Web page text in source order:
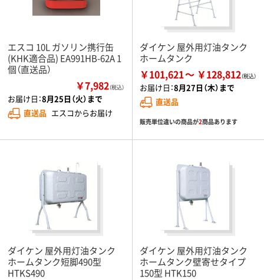
エスコ 10L ガソリン携行缶
(KHK適合品) EA991HB-62A 1
個（直送品）
￥7,982（税込）
お届け日：8月25日（火）まで
直送品 エスコからお届け
ダイケン 屋外用灯油タンク
ホームタンク
￥101,621 ￥128,812
お届け日：8月27日（木）まで
直送品
販売単位違いの商品が2商品あります
ダイケン 屋外用灯油タンク
ホームタンク短脚490型
HTKS490
ダイケン 屋外用灯油タンク
ホームタンク壁寄せタイプ
150型 HTK150